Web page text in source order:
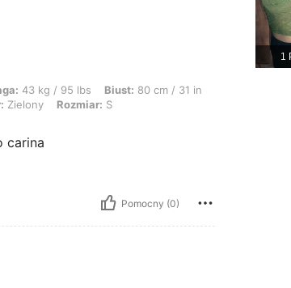
Biust: 80 cm / 31 in, Talia: 63 cm / 25 in, Biodra: 85 cm / 33
43 kg / 95 lbs Biust: 80 cm / 31 in
Zielony Rozmiar: S
carina
Pomocny (0)
1